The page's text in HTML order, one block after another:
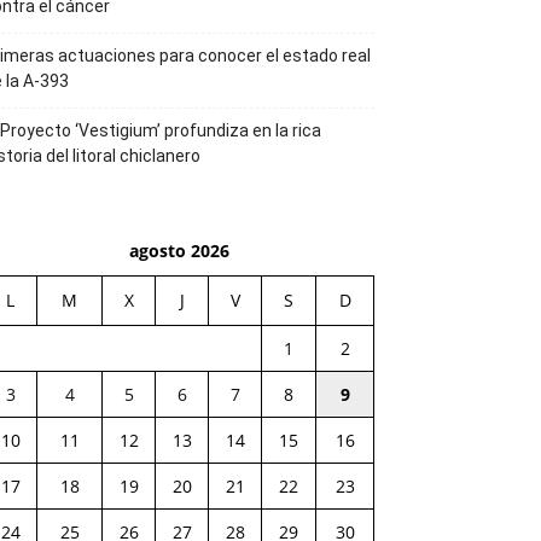
el cáncer
actuaciones para conocer el estado real
la A-393
Proyecto ‘Vestigium’ profundiza en la rica
del litoral chiclanero
agosto 2026
L M X J V S D
1
2
3
4 5 6 7 8
9
10
11 12 13 14 15
16
17
18 19 20 21 22
23
24
25 26 27 28 29
30